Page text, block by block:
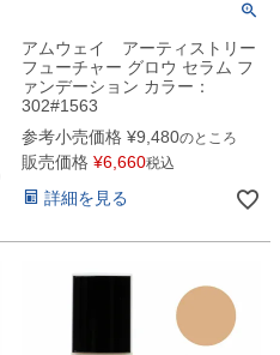
アムウェイ アーティストリー
フューチャー グロウ セラム フ
ァンデーション カラー：
302#1563
参考小売価格 ¥9,480のところ
販売価格 ¥6,660税込
詳細を見る